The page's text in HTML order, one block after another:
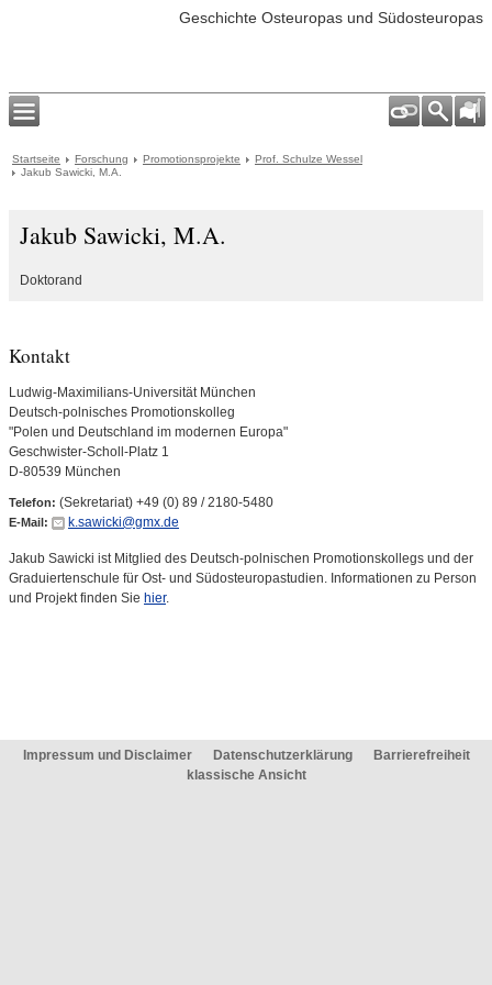
Geschichte Osteuropas und Südosteuropas
Startseite Forschung Promotionsprojekte
Prof. Schulze Wessel
Jakub Sawicki, M.A.
Jakub Sawicki, M.A.
Doktorand
Kontakt
Ludwig-Maximilians-Universität München
Deutsch-polnisches Promotionskolleg
"Polen und Deutschland im modernen Europa"
Geschwister-Scholl-Platz 1
D-80539 München
Telefon: (Sekretariat) +49 (0) 89 / 2180-5480
E-Mail: k.sawicki@gmx.de
Jakub Sawicki ist Mitglied des Deutsch-polnischen Promotionskollegs und der
Graduiertenschule für Ost- und Südosteuropastudien. Informationen zu Person
und Projekt finden Sie hier.
Impressum und Disclaimer Datenschutzerklärung
Barrierefreiheit
klassische Ansicht